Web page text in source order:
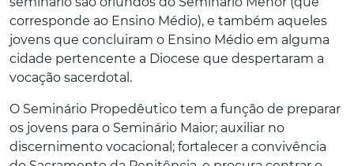
corresponde ao Ensino Médio), e também aqueles
jovens que concluiram o Ensino Médio em alguma
cidade pertencente a Diocese que despertaram a
vocação sacerdotal.
O Seminário Propedêutico tem a função de preparar
os jovens para o Seminário Maior; auxiliar no
discernimento vocacional; fortalecer a convivência